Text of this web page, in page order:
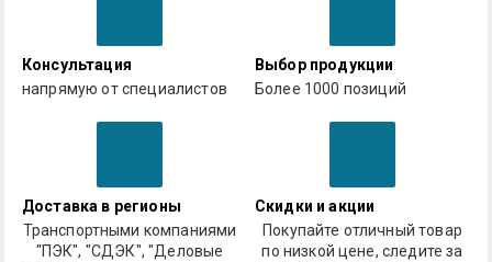
Консультация
напрямую от специалистов
Выбор продукции
Более 1000 позиций
Доставка в регионы
Транспортными компаниями
"ПЭК", "СДЭК", "Деловые
Скидки и акции
Покупайте отличный товар
по низкой цене, следите за